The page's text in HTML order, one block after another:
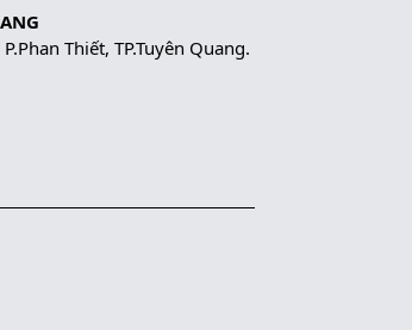
Thiết, TP.Tuyên Quang.